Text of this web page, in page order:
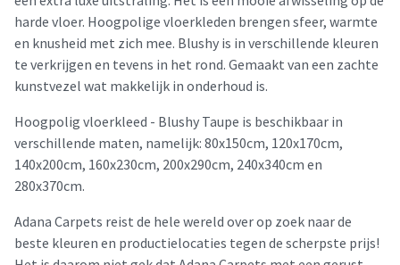
harde vloer. Hoogpolige vloerkleden brengen sfeer, warmte
en knusheid met zich mee. Blushy is in verschillende kleuren
te verkrijgen en tevens in het rond. Gemaakt van een zachte
kunstvezel wat makkelijk in onderhoud is.
Hoogpolig vloerkleed - Blushy Taupe is beschikbaar in
verschillende maten, namelijk: 80x150cm, 120x170cm,
140x200cm, 160x230cm, 200x290cm, 240x340cm en
280x370cm.
Adana Carpets reist de hele wereld over op zoek naar de
beste kleuren en productielocaties tegen de scherpste prijs!